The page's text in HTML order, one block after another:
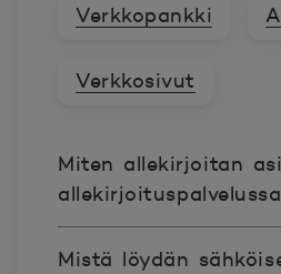
Verkkopankki
Verkkosivut
Miten allekirjoitan
Mistä löydän